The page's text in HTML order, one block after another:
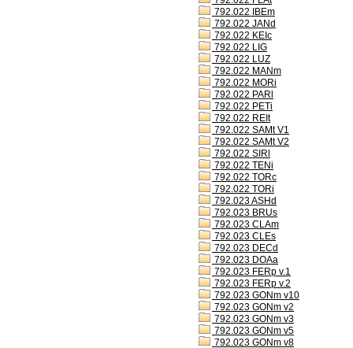
792.022 IBEm
792.022 JANd
792.022 KEIc
792.022 LIG
792.022 LUZ
792.022 MANm
792.022 MORi
792.022 PARl
792.022 PETi
792.022 REIt
792.022 SAMt V1
792.022 SAMt V2
792.022 SIRl
792.022 TENi
792.022 TORc
792.022 TORi
792.023 ASHd
792.023 BRUs
792.023 CLAm
792.023 CLEs
792.023 DECd
792.023 DOAa
792.023 FERp v.1
792.023 FERp v.2
792.023 GONm v10
792.023 GONm v2
792.023 GONm v3
792.023 GONm v5
792.023 GONm v8